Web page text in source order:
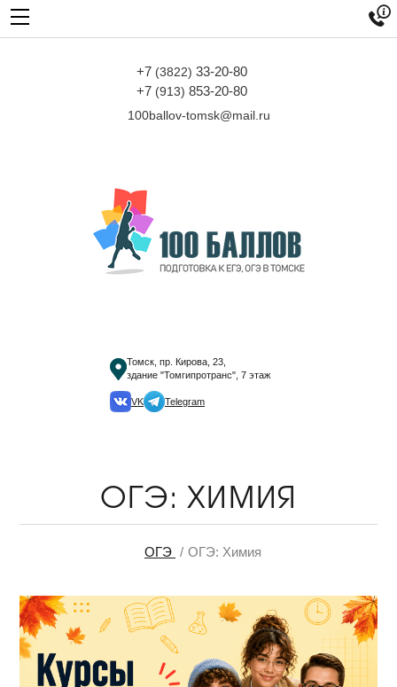
+7 (3822) 33-20-80
+7 (913) 853-20-80
100ballov-tomsk@mail.ru
Томск, пр. Кирова, 23,
здание "Томгипротранс", 7 этаж
VK Telegram

ОГЭ: ХИМИЯ
ОГЭ ОГЭ: Химия